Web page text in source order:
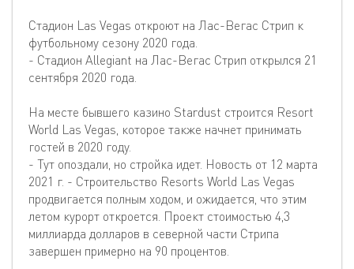
Стадион Las Vegas откроют на Лас-Вегас Стрип к
футбольному сезону 2020 года.
- Стадион Allegiant на Лас-Вегас Стрип открылся 21
сентября 2020 года.
На месте бывшего казино Stardust строится Resort
World Las Vegas, которое также начнет принимать
гостей в 2020 году.
- Тут опоздали, но стройка идет. Новость от 12 марта
2021 г. - Строительство Resorts World Las Vegas
продвигается полным ходом, и ожидается, что этим
летом курорт откроется. Проект стоимостью 4,3
миллиарда долларов в северной части Стрипа
завершен примерно на 90 процентов.